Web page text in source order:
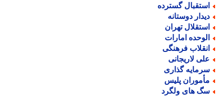
گسترده
دوستانه
تهران
امارات
فرهنگی
لاریجانی
گذاری
پلیس
های ولگرد